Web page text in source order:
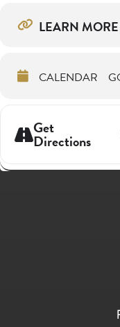
LEARN MORE
CALENDAR
Get
Directions